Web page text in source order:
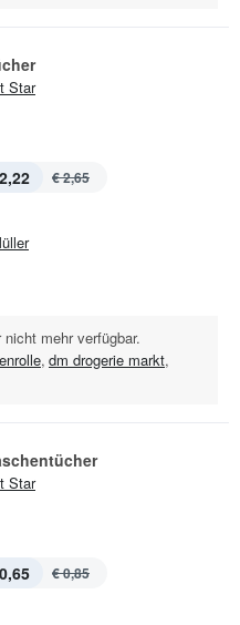
Star
€ 2,65
mehr verfügbar.
, dm drogerie markt,
Star
€ 0,85